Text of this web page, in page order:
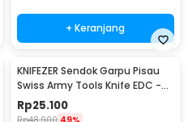
+ Keranjang
KNIFEZER Sendok Garpu Pisau
Swiss Army Tools Knife EDC -
A010
Rp25.100